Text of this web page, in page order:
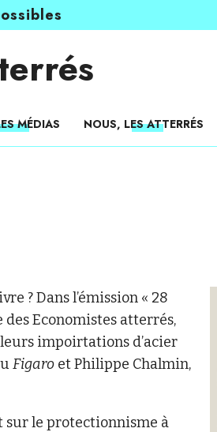
MÉDIAS NOUS, LES ATTERRÉS
? Dans l’émission « 28
des Economistes atterrés,
impoirtations d’acier
Figaro et Philippe Chalmin,
sur le protectionnisme à